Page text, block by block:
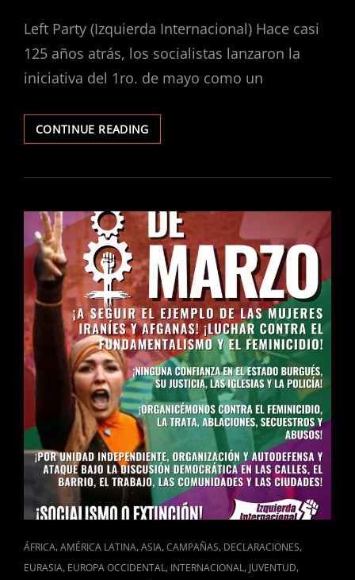
Left Party (Izquierda Internacional) Hace casi
125 años atrás, los socialistas lanzaron la
iniciativa del 1ro. de mayo como un
CONTINUE READING¡POR
UN
DE
OBRERO,
SOCIALISTA
E
INTERNACIONALISTA!
CAT
LINKS
ÁFRICA,AMÉRICA LATINA,ASIA,CAMPAÑAS, DECLARACIONES,
EURASIA, EUROPA OCCIDENTAL, INTERNACIONAL, JUVENTUD,